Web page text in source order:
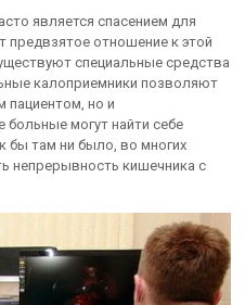
является спасением для
предвзятое отношение к этой
специальные средства
калоприемники позволяют
пациентом, но и
больные могут найти себе
бы там ни было, во многих
непрерывность кишечника с